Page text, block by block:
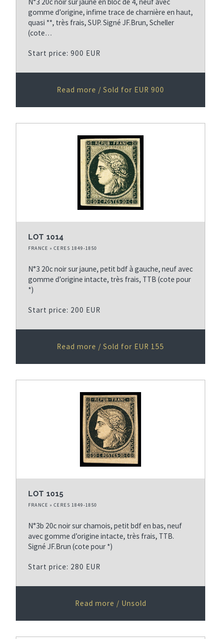
gomme d’origine, infime trace de charnière en haut,
quasi **, très frais, SUP. Signé JF.Brun, Scheller
(cote…
Start price: 900 EUR
Read more / Sold for EUR 900
LOT 1014
FRANCE » CERES 1849-1850
N°3 20c noir sur jaune, petit bdf à gauche, neuf avec
gomme d’origine intacte, très frais, TTB (cote pour
*)
Start price: 200 EUR
Read more / Sold for EUR 155
LOT 1015
FRANCE » CERES 1849-1850
N°3b 20c noir sur chamois, petit bdf en bas, neuf
avec gomme d’origine intacte, très frais, TTB.
Signé JF.Brun (cote pour *)
Start price: 280 EUR
Read more / Unsold